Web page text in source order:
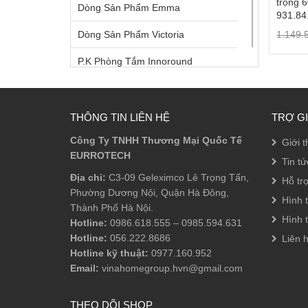
Dòng Sản Phẩm Emma
Dòng Sản Phẩm Victoria
P.K Phòng Tắm Innoround
P.K Phòng Tắm Innosquare
Phụ Kiện Âm
Phụ Kiện Bồn Tắm
Phụ Kiện Sen Tắm
Sen Tắm Đầu
Sen Tắm Đứng
Vòi Lavabo
THÔNG TIN LIÊN HỆ
Công Ty TNHH Thương Mại Quốc Tế
EURROTECH
Địa chỉ: C3-09 Geleximco Lê Trọng Tấn,
Phường Dương Nội, Quận Hà Đông,
Thành Phố Hà Nội.
Hotline: 0986.618.555 – 0985.594.631
Hotline: 056.222.8686
Hotline kỹ thuật: 0977.160.952
Email: vinahomegroup.hvn@gmail.com
THEO DÕI SHOP
TRỢ
Giới
Tin
Hỗ
Hình
Hình
Liên